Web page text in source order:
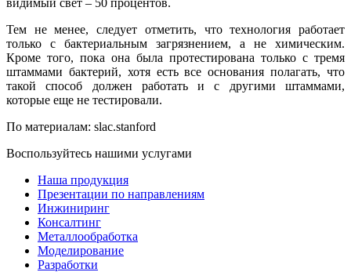
Тем не менее, следует отметить, что технология работает
только с бактериальным загрязнением, а не химическим.
Кроме того, пока она была протестирована только с тремя
штаммами бактерий, хотя есть все основания полагать, что
такой способ должен работать и с другими штаммами,
которые еще не тестировали.
По материалам: slac.stanford
Воспользуйтесь нашими услугами
Наша продукция
Презентации по направлениям
Инжиниринг
Консалтинг
Металлообработка
Моделирование
Разработки